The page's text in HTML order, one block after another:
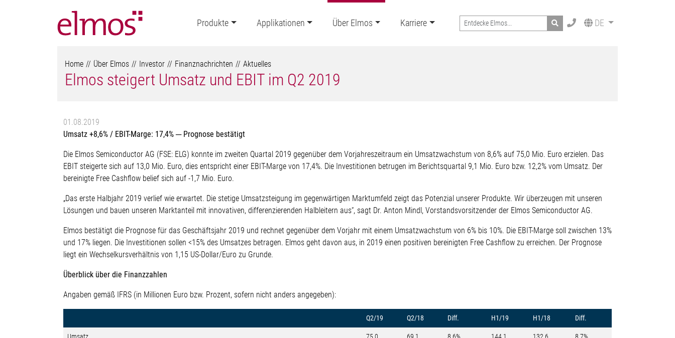
Produkte Applikationen Über Elmos Karriere Search DE
Home Über Elmos Investor Finanznachrichten Aktuelles
Elmos steigert Umsatz und EBIT im Q2 2019
01.08.2019
Umsatz +8,6% / EBIT-Marge: 17,4% ─ Prognose bestätigt
Die Elmos Semiconductor AG (FSE: ELG) konnte im zweiten Quartal 2019 gegenüber dem Vorjahreszeitraum ein Umsatzwachstum von 8,6% auf 75,0 Mio. Euro erzielen. Das
EBIT steigerte sich auf 13,0 Mio. Euro, dies entspricht einer EBIT-Marge von 17,4%. Die Investitionen betrugen im Berichtsquartal 9,1 Mio. Euro bzw. 12,2% vom Umsatz. Der
bereinigte Free Cashflow belief sich auf -1,7 Mio. Euro.
„Das erste Halbjahr 2019 verlief wie erwartet. Die stetige Umsatzsteigung im gegenwärtigen Marktumfeld zeigt das Potenzial unserer Produkte. Wir überzeugen mit unseren
Lösungen und bauen unseren Marktanteil mit innovativen, differenzierenden Halbleitern aus“, sagt Dr. Anton Mindl, Vorstandsvorsitzender der Elmos Semiconductor AG.
Elmos bestätigt die Prognose für das Geschäftsjahr 2019 und rechnet gegenüber dem Vorjahr mit einem Umsatzwachstum von 6% bis 10%. Die EBIT-Marge soll zwischen 13%
und 17% liegen. Die Investitionen sollen <15% des Umsatzes betragen. Elmos geht davon aus, in 2019 einen positiven bereinigten Free Cashflow zu erreichen. Der Prognose
liegt ein Wechselkursverhältnis von 1,15 US-Dollar/Euro zu Grunde.
Überblick über die Finanzzahlen
Angaben gemäß IFRS (in Millionen Euro bzw. Prozent, sofern nicht anders angegeben):
Q2/19 Q2/18 Diff. H1/19 H1/18 Diff.